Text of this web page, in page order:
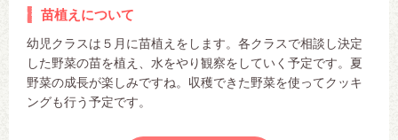
苗植えについて
幼児クラスは５月に苗植えをします。各クラスで相談し決定
した野菜の苗を植え、水をやり観察をしていく予定です。夏
野菜の成長が楽しみですね。収穫できた野菜を使ってクッキ
ングも行う予定です。